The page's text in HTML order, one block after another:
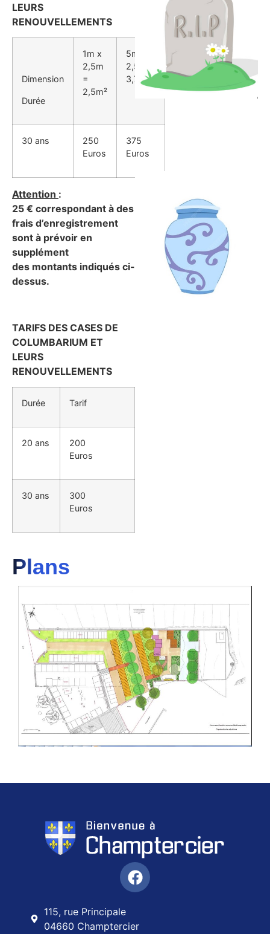
LEURS
RENOUVELLEMENTS
Dimension
Durée
1m x
2,5m
=
2,5m²
5m x
2,5m =
3,75m²
30 ans
250
Euros
375
Euros
Attention :
25 € correspondant à des
frais d’enregistrement
sont à prévoir en
supplément
des montants indiqués ci-
dessus.
TARIFS DES CASES DE
COLUMBARIUM ET
LEURS
RENOUVELLEMENTS
Durée Tarif
20 ans
200
Euros
30 ans
300
Euros
Plans
115, rue Principale
04660 Champtercier